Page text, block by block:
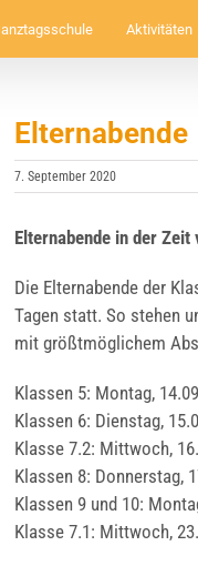
Aktivitäten
Elternabende
7. September 2020
Eltern­aben­de in der
Die Eltern­aben­de der
Tagen statt. So ste­hen
mit größt­mög­li­chem
Klas­sen 5: Mon­tag,
Klas­sen 6: Diens­tag,
Klas­se 7.2: Mitt­woch,
Klas­sen 8: Don­ners­tag,
Klas­sen 9 und 10:
Klas­se 7.1: Mitt­woch,